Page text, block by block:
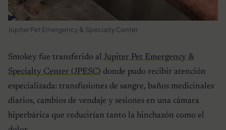
Jupiter Pet Emergency & Specialty Center
Smokey fue transferido al Jupiter Pet Emergency &
Specialty Center (JPESC) donde pudo recibir atención
especializada: transfusiones de sangre, baños medicinales
diarios, cambios de vendaje y sesiones en una cámara
hiperbárica que reducirían tanto la hinchazón como el